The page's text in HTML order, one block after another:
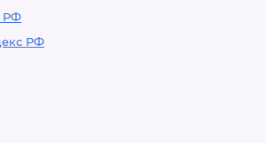
РФ
РФ